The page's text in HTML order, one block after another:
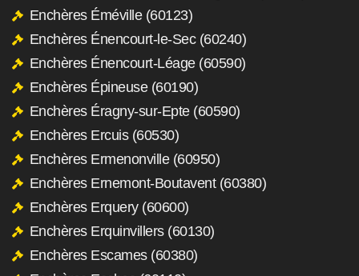
Enchères Éméville (60123)
Enchères Énencourt-le-Sec (60240)
Enchères Énencourt-Léage (60590)
Enchères Épineuse (60190)
Enchères Éragny-sur-Epte (60590)
Enchères Ercuis (60530)
Enchères Ermenonville (60950)
Enchères Ernemont-Boutavent (60380)
Enchères Erquery (60600)
Enchères Erquinvillers (60130)
Enchères Escames (60380)